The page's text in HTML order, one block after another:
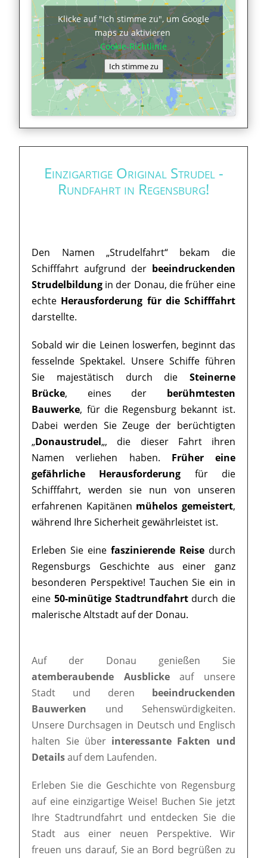
Klicke auf "Ich stimme zu", um Google
maps zu aktivieren
Cookie-Richtlinie
Ich stimme zu
Einzigartige Original Strudel -
Rundfahrt in Regensburg!
Den Namen „Strudelfahrt“ bekam die
Schifffahrt aufgrund der beeindruckenden
Strudelbildung in der Donau, die früher eine
echte Herausforderung für die Schifffahrt
darstellte.
Sobald wir die Leinen loswerfen, beginnt das
fesselnde Spektakel. Unsere Schiffe führen
Sie majestätisch durch die Steinerne
Brücke, eines der berühmtesten
Bauwerke, für die Regensburg bekannt ist.
Dabei werden Sie Zeuge der berüchtigten
„Donaustrudel„, die dieser Fahrt ihren
Namen verliehen haben. Früher eine
gefährliche Herausforderung für die
Schifffahrt, werden sie nun von unseren
erfahrenen Kapitänen mühelos gemeistert,
während Ihre Sicherheit gewährleistet ist.
Erleben Sie eine faszinierende Reisedurch
Regensburgs Geschichte aus einer ganz
besonderen Perspektive! Tauchen Sie ein in
eine 50-minütige Stadtrundfahrtdurch die
malerische Altstadt auf der Donau.
Auf der Donau genießen Sie
atemberaubende Ausblickeauf unsere
Stadt und deren beeindruckenden
Bauwerken und Sehenswürdigkeiten.
Unsere Durchsagen in Deutsch und Englisch
halten Sie über interessante Fakten und
Detailsauf dem Laufenden.
Erleben Sie die Geschichte von Regensburg
auf eine einzigartige Weise! Buchen Sie jetzt
Ihre Stadtrundfahrt und entdecken Sie die
Stadt aus einer neuen Perspektive. Wir
freuen uns darauf, Sie an Bord begrüßen zu